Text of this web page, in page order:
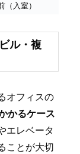
（入室）
ル・複
オフィスの
かるケース
エレベータ
ことが大切